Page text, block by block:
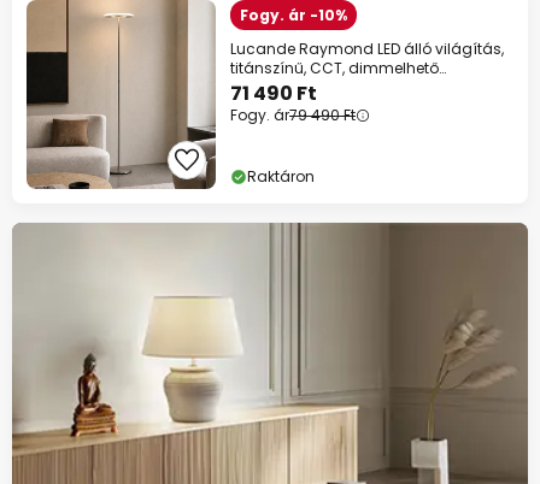
Fogy. ár -10%
Lucande Raymond LED álló világítás,
titánszínű, CCT, dimmelhető
fényerővel
71 490 Ft
Fogy. ár79 490 Ft
Raktáron